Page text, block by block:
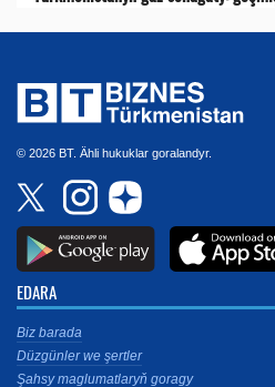
© 2026 BT. Ähli hukuklar goralandyr.
EDARA
Biz barada
Düzgünler we şertler
Şahsy maglumatlaryň goragy